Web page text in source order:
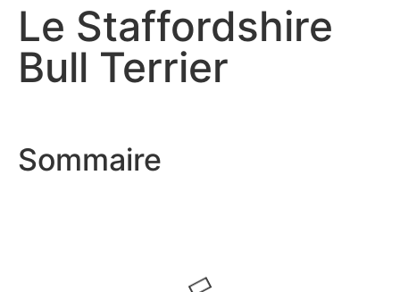
Le Staffordshire
Bull Terrier
Sommaire